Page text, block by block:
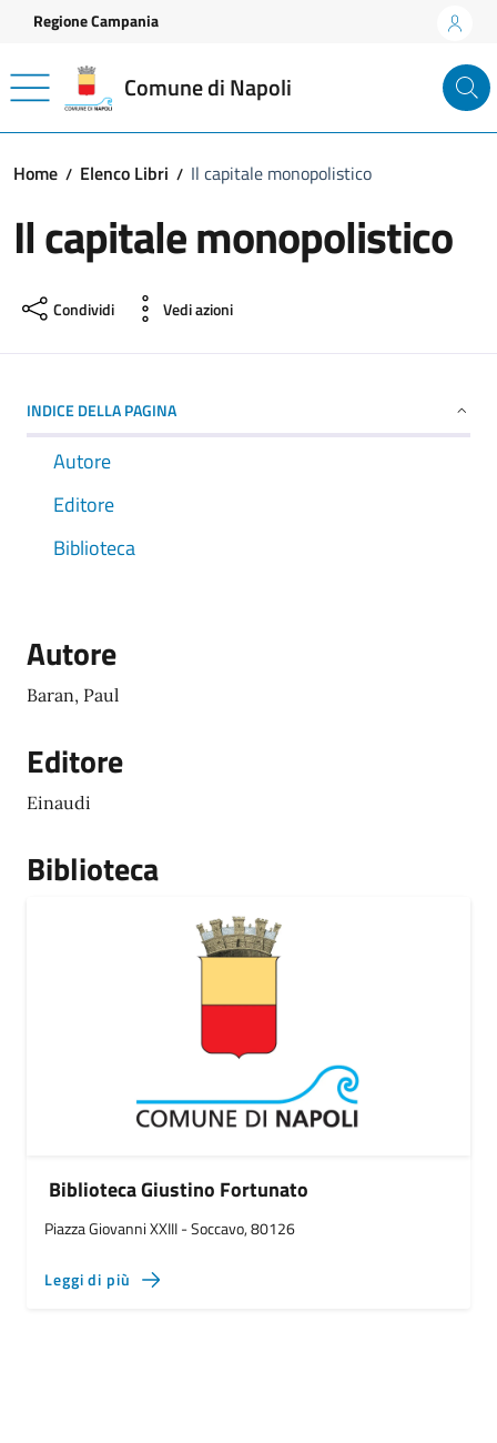
Vai ai contenuti
Vai al footer
Regione Campania
Comune di Napoli
Home Elenco Libri Il capitale monopolistico
Il capitale monopolistico
Condividi Vedi azioni
INDICE DELLA PAGINA
Autore
Editore
Biblioteca
Autore
Baran, Paul
Editore
Einaudi
Biblioteca
Biblioteca Giustino Fortunato
Piazza Giovanni XXIII - Soccavo, 80126
Leggi di più